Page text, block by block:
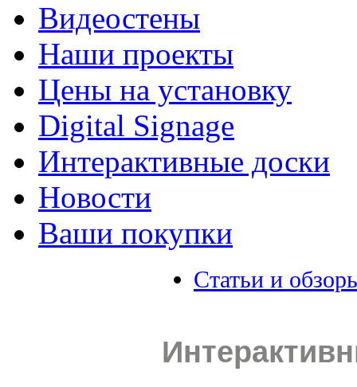
Видеостены
Наши проекты
Цены на установку
Digital Signage
Интерактивные доски
Новости
Ваши покупки
Статьи и